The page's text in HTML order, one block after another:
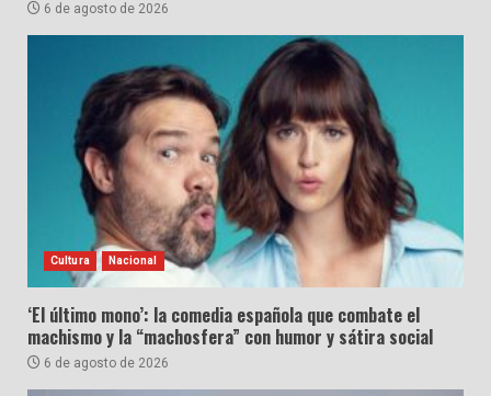
6 de agosto de 2026
Cultura Nacional
‘El último mono’: la comedia española que combate el
machismo y la “machosfera” con humor y sátira social
6 de agosto de 2026